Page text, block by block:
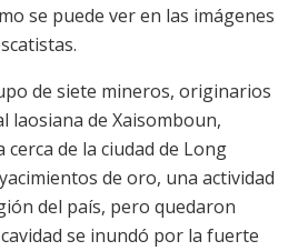
se puede ver en las imágenes
de siete mineros, originarios
laosiana de Xaisomboun,
de la ciudad de Long
de oro, una actividad
del país, pero quedaron
se inundó por la fuerte